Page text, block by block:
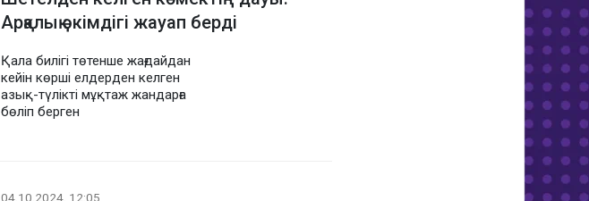
Арқалық әкімдігі жауап берді
Қала билігі төтенше жағдайдан
кейін көрші елдерден келген
азық-түлікті мұқтаж жандарға
бөліп берген
04.10.2024, 12:05